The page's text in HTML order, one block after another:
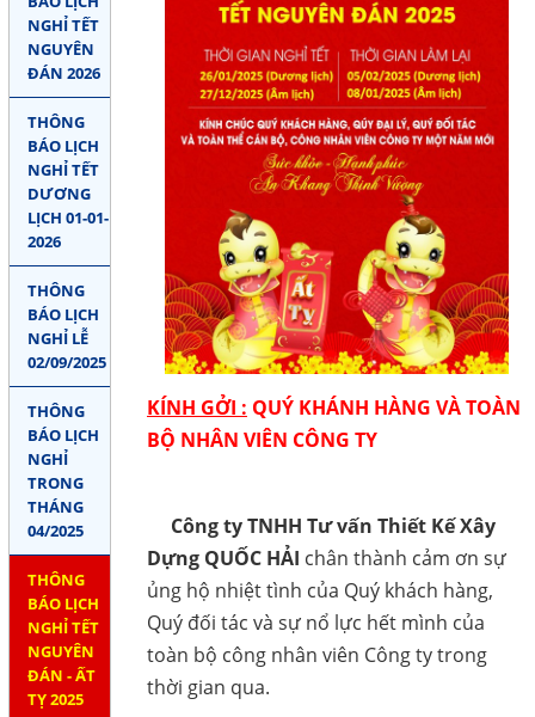
NGHỈ TẾT
NGUYÊN
ĐÁN 2026
THÔNG
BÁO LỊCH
NGHỈ TẾT
DƯƠNG
LỊCH 01-01-
2026
THÔNG
BÁO LỊCH
NGHỈ LỄ
02/09/2025
THÔNG
BÁO LỊCH
NGHỈ
TRONG
THÁNG
04/2025
THÔNG
BÁO LỊCH
NGHỈ TẾT
NGUYÊN
ĐÁN - ẤT
TỴ 2025
KÍNH GỞI : QUÝ KHÁNH HÀNG VÀ TOÀN
BỘ NHÂN VIÊN CÔNG TY
Công ty TNHH Tư vấn Thiết Kế Xây
Dựng QUỐC HẢI chân thành cảm ơn sự
ủng hộ nhiệt tình của Quý khách hàng,
Quý đối tác và sự nổ lực hết mình của
toàn bộ công nhân viên Công ty trong
thời gian qua.
Liên hệ
THEO DÕI
Facebook
Google
Twitter
LIÊN HỆ
HotLine
0907 809 788
Gọi cho chúng tôi
Nhắn tin
Mail
COPYRIGHT 2018. ALL RIGHTS RESERVED